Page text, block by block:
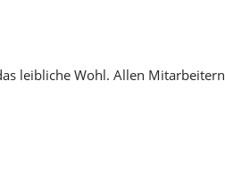
leibliche Wohl. Allen Mitarbeitern